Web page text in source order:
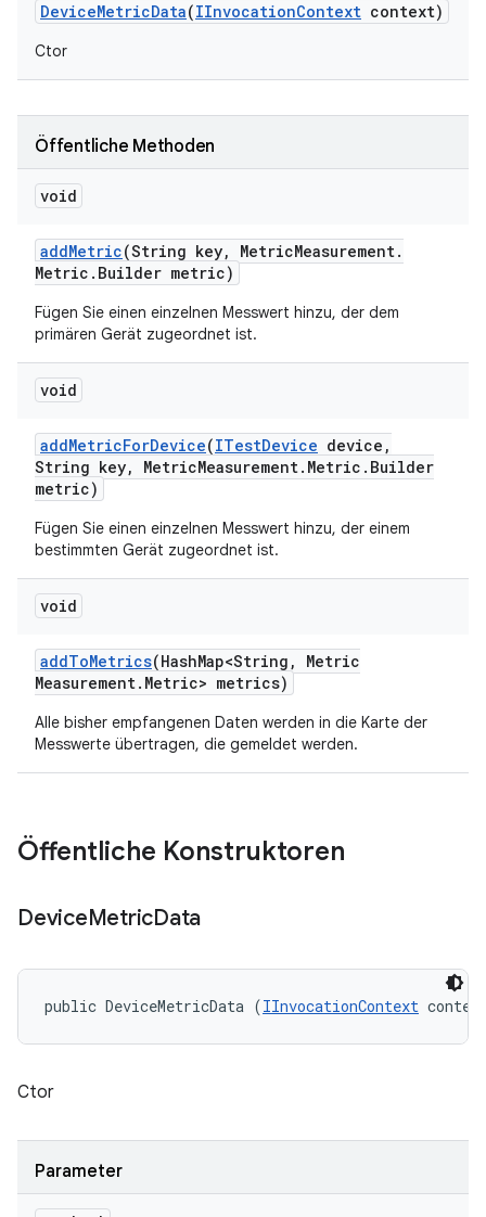
DeviceMetricData(IInvocationContext context)
Ctor
Öffentliche Methoden
void
addMetric(String key, MetricMeasurement.
Metric . Builder metric)
Fügen Sie einen einzelnen Messwert hinzu, der dem
primären Gerät zugeordnet ist.
void
addMetricForDevice(ITestDevice device ,
String key, MetricMeasurement. Metric . Builder
metric)
Fügen Sie einen einzelnen Messwert hinzu, der einem
bestimmten Gerät zugeordnet ist.
void
addToMetrics(HashMap<String ,
Metric
Measurement. Metric> metrics)
Alle bisher empfangenen Daten werden in die Karte der
Messwerte übertragen, die gemeldet werden.
Öffentliche Konstruktoren
DeviceMetricData
public DeviceMetricData (IInvocationContext
Ctor
Parameter